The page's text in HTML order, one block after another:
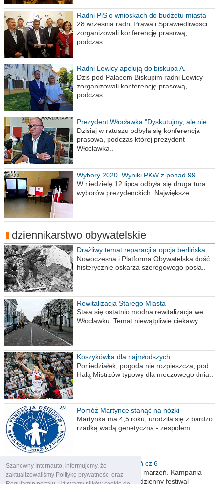
Szanowny Internauto, informujemy, że
zaktualizowaliśmy Politykę prywatności oraz
Radni PiS o wnioskach do budżetu miasta
na 2021 rok
28 września radni Prawa i Sprawiedliwości
zorganizowali konferencję prasową,
podczas..
Radni Lewicy apelują do biskupa A.
Wiesława Meringa
Dziś pod Pałacem Biskupim radni Lewicy
zorganizowali konferencję prasową,
podczas..
Prezydent Włocławka:"Dyskutujmy, ale nie
obrażajmy się”
Dzisiaj w ratuszu odbyła się konferencja
prasowa, podczas której prezydent
Włocławka..
Wybory 2020. Wyniki PKW z ponad 99
procent obwodów
W niedzielę 12 lipca odbyła się druga tura
wyborów prezydenckich. Największe..
dziennikarstwo obywatelskie
Drażliwy temat reparacji a opcja berlińska
Nowoczesna i Platforma Obywatelska dość
histerycznie oskarża szeregowego posła..
Rewitalizacja Starego Miasta
Stała się ostatnio modna rewitalizacja we
Włocławku. Temat niewątpliwie ciekawy...
Koszykówka dla najmłodszych
Poniedziałek, pogoda nie rozpieszcza, pod
Halą Mistrzów typowy dla meczowego dnia..
Pomóż Martynce stanąć na nóżki
Martynka ma 4,5 roku, urodziła się z bardzo
rzadką wadą genetyczną - zespołem..
Polska moich marzeń cz.6
Nadszedł kres moich marzeń. Kampania
wyborcza czyli niecodzienny festiwal